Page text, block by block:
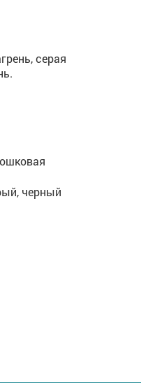
серая
черный